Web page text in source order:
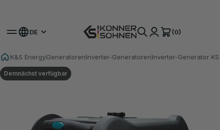
DE (0)
K&S EnergyGeneratorenInverter-GeneratorenInverter-Generator KS
Demnächst verfügbar